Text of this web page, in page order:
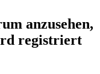
anzusehen,
registriert